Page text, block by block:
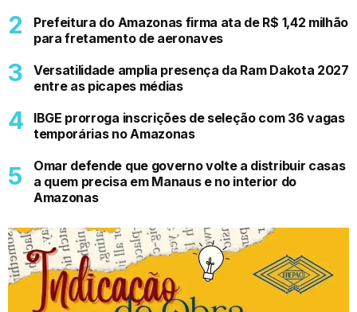
Prefeitura do Amazonas firma ata de R$ 1,42 milhão
para fretamento de aeronaves
Versatilidade amplia presença da Ram Dakota 2027
entre as picapes médias
IBGE prorroga inscrições de seleção com 36 vagas
temporárias no Amazonas
Omar defende que governo volte a distribuir casas
a quem precisa em Manaus e no interior do
Amazonas